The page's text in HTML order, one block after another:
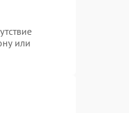
или